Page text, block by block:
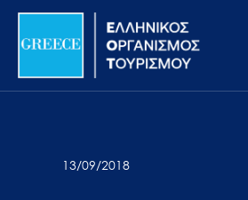
Σημείωση:
ιστότοπος
προσβασιμότητας.
Μετάβαση
περιεχόμενο
13/09/2018